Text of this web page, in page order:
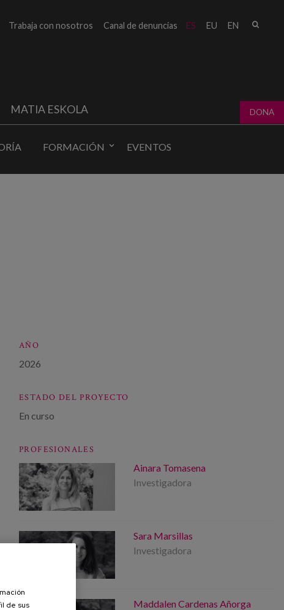
ES EU EN
Trabaja con nosotros Canal de denuncias
MATIA ESKOLA DONA
FORMACIÓN EVENTOS
AÑO
2026
ESTADO DEL PROYECTO
En curso
PROFESIONALES
Ainara Tomasena
Investigadora
Sara Marsillas
Investigadora
Maddalen Cardenas Añorga
de sus